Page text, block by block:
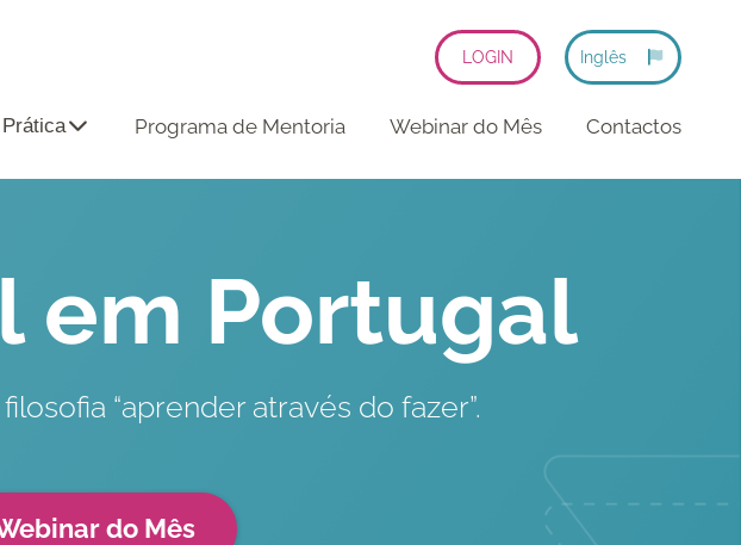
LOGIN Inglês
Programa de Mentoria Webinar do Mês Contactos
em Portugal
“aprender através do fazer”.
do Mês